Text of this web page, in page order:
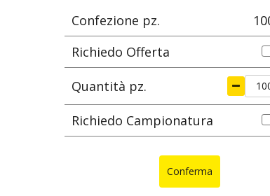
Confezione pz.
Richiedo Offerta
Quantità pz.
Richiedo Campionatura
Conferma